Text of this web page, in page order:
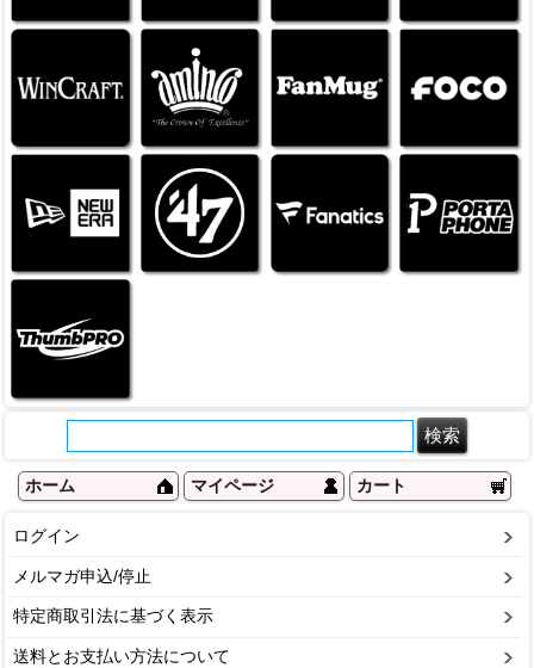
ホーム マイページ カート
ログイン
メルマガ申込/停止
特定商取引法に基づく表示
送料とお支払い方法について